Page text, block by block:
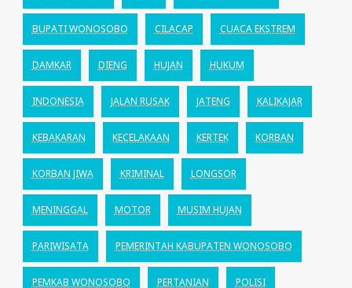
BUPATI WONOSOBO CILACAP CUACA EKSTREM
DAMKAR DIENG HUJAN HUKUM
INDONESIA JALAN RUSAK JATENG KALIKAJAR
KEBAKARAN KECELAKAAN KERTEK KORBAN
KORBAN JIWA KRIMINAL LONGSOR
MENINGGAL MOTOR MUSIM HUJAN
PARIWISATA PEMERINTAH KABUPATEN WONOSOBO
PEMKAB WONOSOBO PERTANIAN POLISI